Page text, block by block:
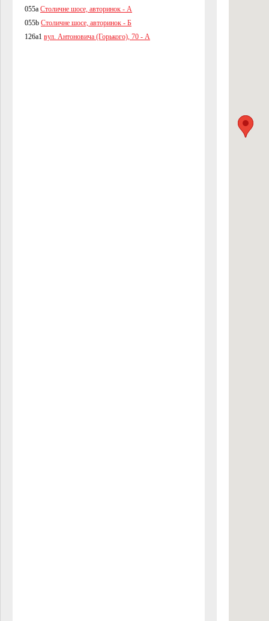
055a Столичне шосе, авторинок - А
055b Столичне шосе, авторинок - Б
126a1 вул. Антоновича (Горького), 70 - А